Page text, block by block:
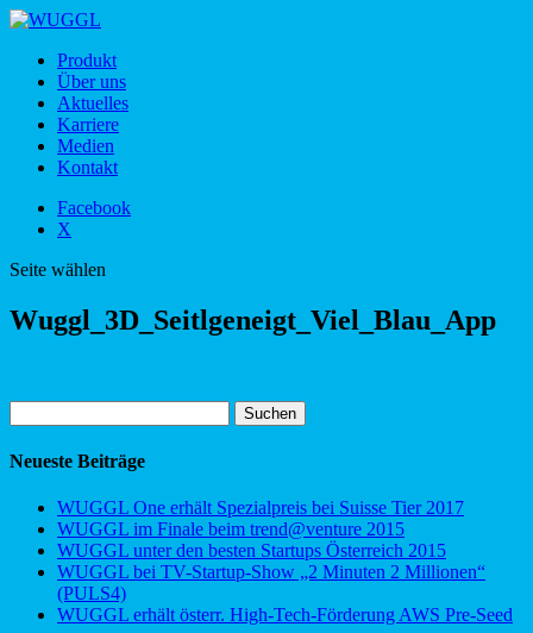
Produkt
Über uns
Aktuelles
Karriere
Medien
Kontakt
Facebook
X
Seite wählen
Wuggl_3D_Seitlgeneigt_Viel_Blau_App
nach:
Neueste Beiträge
WUGGL One erhält Spezialpreis bei Suisse Tier 2017
WUGGL im Finale beim trend@venture 2015
WUGGL unter den besten Startups Österreich 2015
WUGGL bei TV-Startup-Show „2 Minuten 2 Millionen“
(PULS4)
WUGGL erhält österr. High-Tech-Förderung AWS Pre-Seed